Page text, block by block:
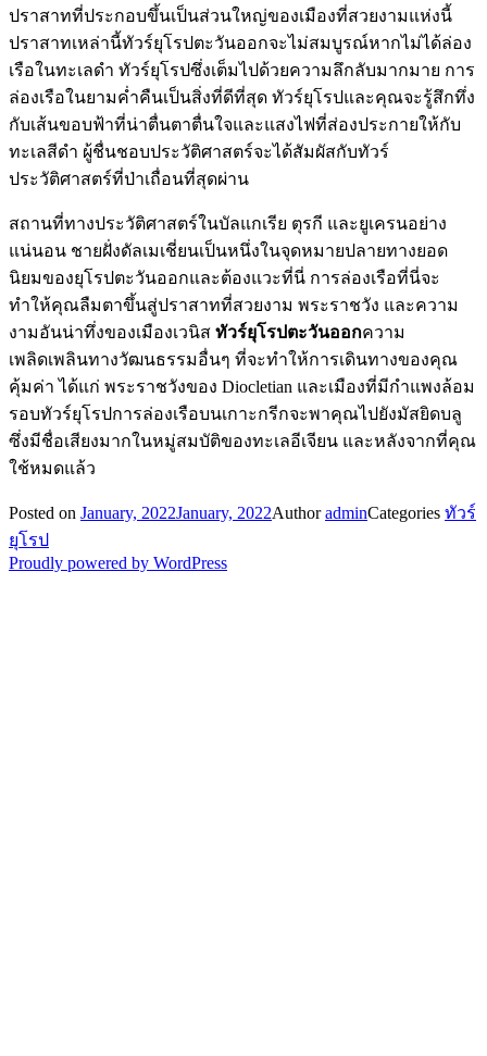
ปราสาทที่ประกอบขึ้นเป็นส่วนใหญ่ของเมืองที่สวยงามแห่งนี้
ปราสาทเหล่านี้ทัวร์ยุโรปตะวันออกจะไม่สมบูรณ์หากไม่ได้ล่อง
เรือในทะเลดำ ทัวร์ยุโรปซึ่งเต็มไปด้วยความลึกลับมากมาย การ
ล่องเรือในยามค่ำคืนเป็นสิ่งที่ดีที่สุด ทัวร์ยุโรปและคุณจะรู้สึกทึ่ง
กับเส้นขอบฟ้าที่น่าตื่นตาตื่นใจและแสงไฟที่ส่องประกายให้กับ
ทะเลสีดำ ผู้ชื่นชอบประวัติศาสตร์จะได้สัมผัสกับทัวร์
ประวัติศาสตร์ที่ป่าเถื่อนที่สุดผ่าน
สถานที่ทางประวัติศาสตร์ในบัลแกเรีย ตุรกี และยูเครนอย่าง
แน่นอน ชายฝั่งดัลเมเชี่ยนเป็นหนึ่งในจุดหมายปลายทางยอด
นิยมของยุโรปตะวันออกและต้องแวะที่นี่ การล่องเรือที่นี่จะ
ทำให้คุณลืมตาขึ้นสู่ปราสาทที่สวยงาม พระราชวัง และความ
งามอันน่าทึ่งของเมืองเวนิส ทัวร์ยุโรปตะวันออกความ
เพลิดเพลินทางวัฒนธรรมอื่นๆ ที่จะทำให้การเดินทางของคุณ
คุ้มค่า ได้แก่ พระราชวังของ Diocletian และเมืองที่มีกำแพงล้อม
รอบทัวร์ยุโรปการล่องเรือบนเกาะกรีกจะพาคุณไปยังมัสยิดบลู
ซึ่งมีชื่อเสียงมากในหมู่สมบัติของทะเลอีเจียน และหลังจากที่คุณ
ใช้หมดแล้ว
Posted on January, 2022January, 2022AuthoradminCategories ทัวร์
ยุโรป
Proudly powered by WordPress